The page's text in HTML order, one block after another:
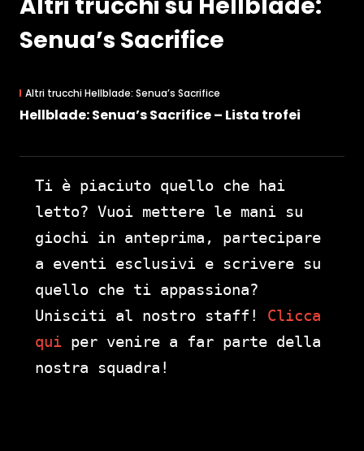
Senua’s Sacrifice
Altri trucchi Hellblade: Senua’s Sacrifice
Hellblade: Senua’s Sacrifice – Lista trofei
Ti è piaciuto quello che hai
letto? Vuoi mettere le mani su
giochi in anteprima, partecipare
a eventi esclusivi e scrivere su
quello che ti appassiona?
Unisciti al nostro staff! Clicca
qui per venire a far parte della
nostra squadra!